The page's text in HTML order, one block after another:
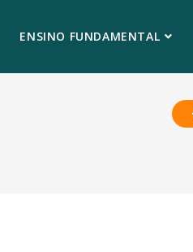
ENSINO FUNDAMENTAL